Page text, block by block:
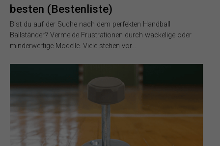
besten (Bestenliste)
Bist du auf der Suche nach dem perfekten Handball
Ballständer? Vermeide Frustrationen durch wackelige oder
minderwertige Modelle. Viele stehen vor…